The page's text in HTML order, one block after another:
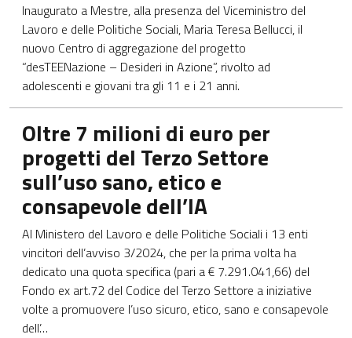
Inaugurato a Mestre, alla presenza del Viceministro del
Lavoro e delle Politiche Sociali, Maria Teresa Bellucci, il
nuovo Centro di aggregazione del progetto
“desTEENazione – Desideri in Azione”, rivolto ad
adolescenti e giovani tra gli 11 e i 21 anni.
Oltre 7 milioni di euro per
progetti del Terzo Settore
sull’uso sano, etico e
consapevole dell’IA
Al Ministero del Lavoro e delle Politiche Sociali i 13 enti
vincitori dell’avviso 3/2024, che per la prima volta ha
dedicato una quota specifica (pari a € 7.291.041,66) del
Fondo ex art.72 del Codice del Terzo Settore a iniziative
volte a promuovere l’uso sicuro, etico, sano e consapevole
dell’…